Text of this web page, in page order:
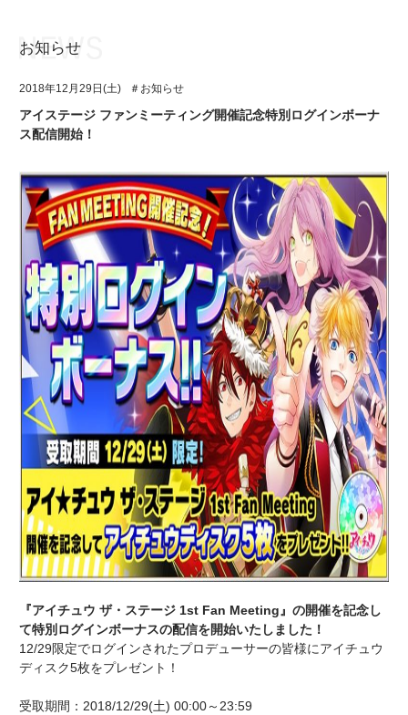
ユニット&キャラクター
アプリゲーム
イベント・キャンペーン
ミュージック
グッズ・本
ギャラリー
アイ★チュウとは
ユニット&キャラクター
アプリゲーム
イベント・キャンペーン
ミュージック
グッズ・本
ギャラリー
お知らせ
2018年12月29日(土) ＃お知らせ
アイステージ ファンミーティング開催記念特別ログインボーナ
ス配信開始！
『アイチュウ ザ・ステージ 1st Fan Meeting』の開催を記念し
て特別ログインボーナスの配信を開始いたしました！
12/29限定でログインされたプロデューサーの皆様にアイチュウ
ディスク5枚をプレゼント！
受取期間：2018/12/29(土) 00:00～23:59